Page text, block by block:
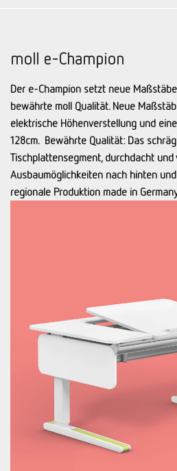
moll e-Champion
Der e-Champion setzt neue
bewährte moll Qualität. Neue
elektrische Höhenverstellung und
128cm. Bewährte Qualität: Das
Tischplattensegment, durchdacht und
Ausbaumöglichkeiten nach hinten
regionale Produktion made in